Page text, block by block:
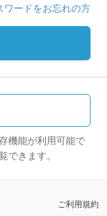
ワードをお忘れの方
機能が利用可能で
できます。
ご利用規約